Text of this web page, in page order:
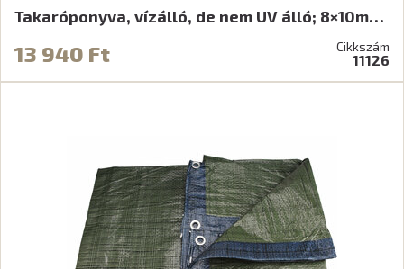
Takaróponyva, vízálló, de nem UV álló; 8×10m…
13 940 Ft Cikkszám
11126